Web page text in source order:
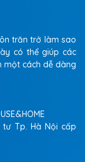
trăn trở làm sao
có thể giúp các
một cách dễ dàng
tư Tp. Hà Nội cấp